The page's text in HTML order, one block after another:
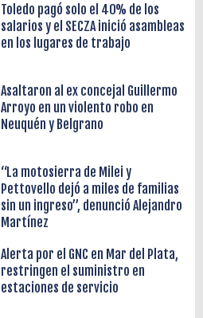
Toledo pagó solo el 40% de los
salarios y el SECZA inició asambleas
en los lugares de trabajo
Asaltaron al ex concejal Guillermo
Arroyo en un violento robo en
Neuquén y Belgrano
“La motosierra de Milei y
Pettovello dejó a miles de familias
sin un ingreso”, denunció Alejandro
Martínez
Alerta por el GNC en Mar del Plata,
restringen el suministro en
estaciones de servicio